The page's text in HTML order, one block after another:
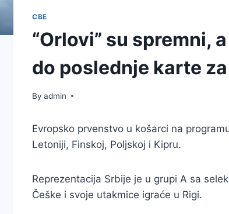
СВЕ
“Orlovi” su spremni,
do poslednje karte
By admin
Evropsko prvenstvo u košarci na
Letoniji, Finskoj, Poljskoj i Kipru.
Reprezentacija Srbije je u grupi A sa
Češke i svoje utakmice igraće u Rigi.